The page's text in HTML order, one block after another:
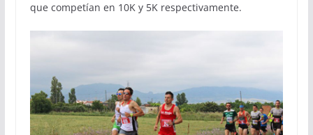
que competían en 10K y 5K respectivamente.